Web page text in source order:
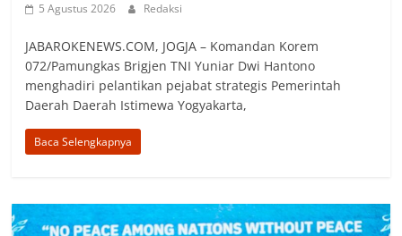
5 Agustus 2026 Redaksi
JABAROKENEWS.COM, JOGJA – Komandan Korem
072/Pamungkas Brigjen TNI Yuniar Dwi Hantono
menghadiri pelantikan pejabat strategis Pemerintah
Daerah Daerah Istimewa Yogyakarta,
Baca Selengkapnya